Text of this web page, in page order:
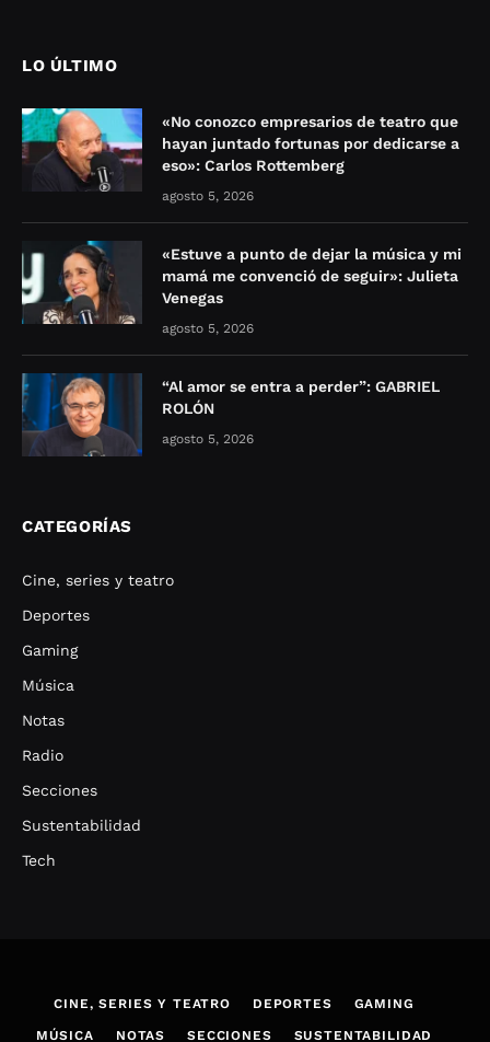
LO ÚLTIMO
«No conozco empresarios de teatro que
hayan juntado fortunas por dedicarse a
eso»: Carlos Rottemberg
agosto 5, 2026
«Estuve a punto de dejar la música y mi
mamá me convenció de seguir»: Julieta
Venegas
agosto 5, 2026
“Al amor se entra a perder”: GABRIEL
ROLÓN
agosto 5, 2026
CATEGORÍAS
Cine, series y teatro
Deportes
Gaming
Música
Notas
Radio
Secciones
Sustentabilidad
Tech
CINE, SERIES Y TEATRO DEPORTES GAMING
MÚSICA NOTAS SECCIONES SUSTENTABILIDAD